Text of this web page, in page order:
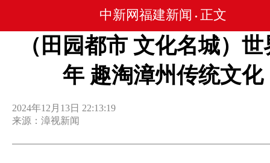
中新网福建新闻 • 正文
（田园都市 文化名城）
年 趣淘漳州传统文化
2024年12月13日 22:13:19
来源：漳视新闻